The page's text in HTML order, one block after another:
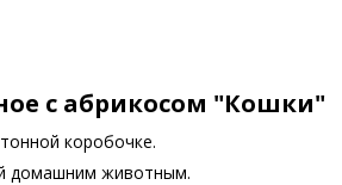
с абрикосом "Кошки"
коробочке.
домашним животным.